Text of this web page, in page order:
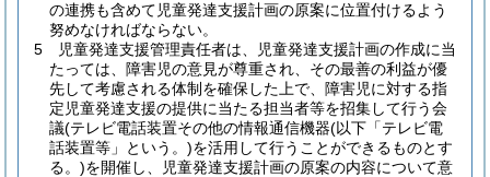
の連携も含めて児童発達支援計画の原案に位置付けるよう
努めなければならない。
5
児童発達支援管理責任者は、児童発達支援計画の作成に当
たっては、障害児の意見が尊重され、その最善の利益が優
先して考慮される体制を確保した上で、障害児に対する指
定児童発達支援の提供に当たる担当者等を招集して行う会
議(テレビ電話装置その他の情報通信機器(以下「テレビ電
話装置等」という。)を活用して行うことができるものとす
る。)を開催し、児童発達支援計画の原案の内容について意